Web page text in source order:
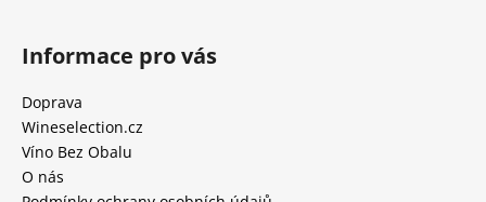
Informace pro vás
Doprava
Wineselection.cz
Víno Bez Obalu
O nás